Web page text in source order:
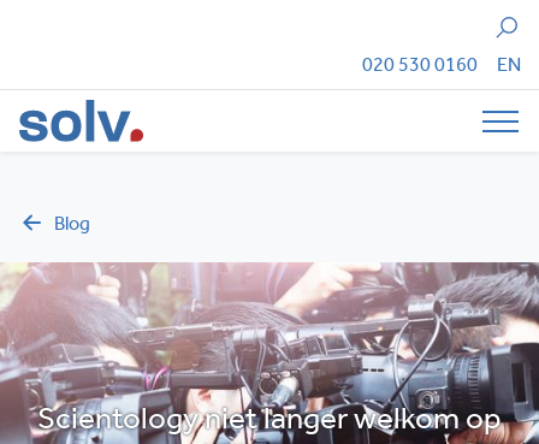
Zoeken
020 530 0160 EN
Blog
Scientology niet langer welkom op